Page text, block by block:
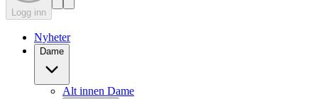
Logg inn
Nyheter
Dame
Alt innen Dame